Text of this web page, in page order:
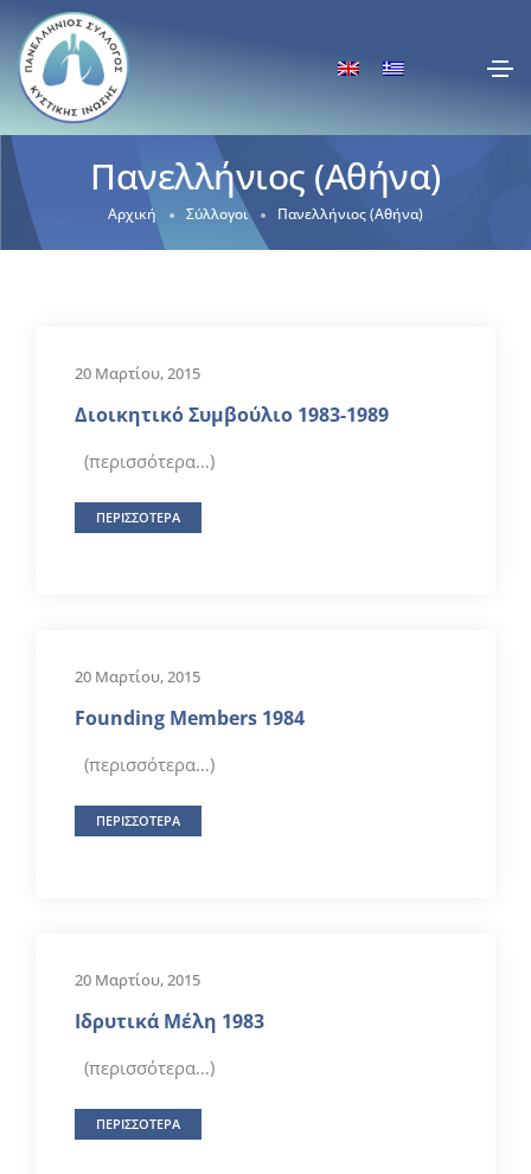
Πανελλήνιος (Αθήνα)
Αρχική Σύλλογοι Πανελλήνιος (Αθήνα)
20 Μαρτίου, 2015
Διοικητικό Συμβούλιο 1983-1989
(περισσότερα…)
ΠΕΡΙΣΣΟΤΕΡΑ
20 Μαρτίου, 2015
Founding Members 1984
(περισσότερα…)
ΠΕΡΙΣΣΟΤΕΡΑ
20 Μαρτίου, 2015
Ιδρυτικά Μέλη 1983
(περισσότερα…)
ΠΕΡΙΣΣΟΤΕΡΑ